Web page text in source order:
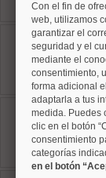
Con el fin de
web, utilizamos
garantizar el
seguridad y el
mediante el
consentimiento,
forma adicional
adaptarla a tus
medida. Puedes
clic en el botón
consentimiento
categorías
en el botón